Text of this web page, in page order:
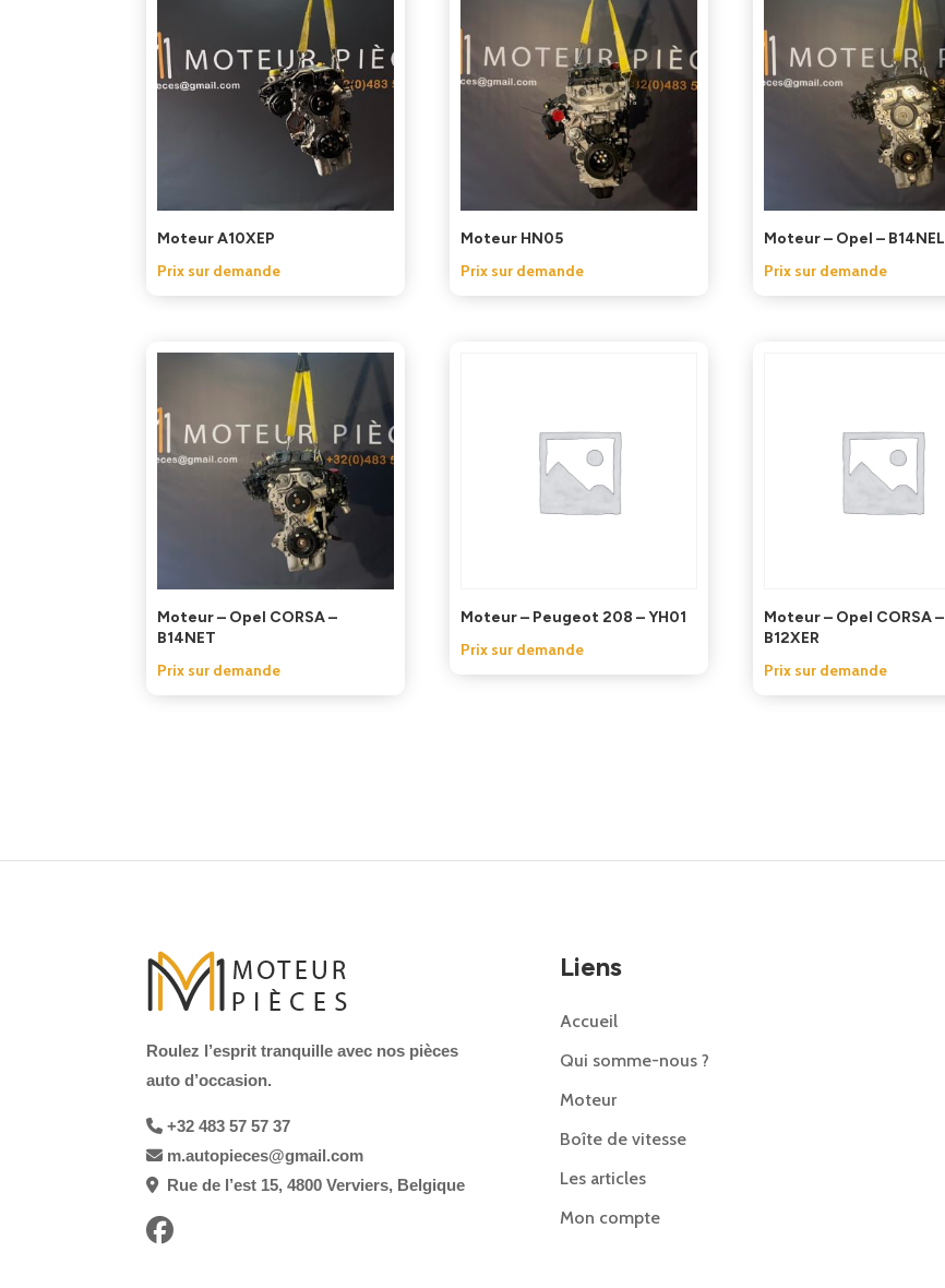
Moteur A10XEP
Prix sur demande
Moteur HN05
Prix sur demande
Moteur – Opel – B14NEL
Prix sur demande
Moteur – Opel CORSA –
B14NET
Prix sur demande
Moteur – Peugeot 208 – YH01
Prix sur demande
Moteur – Opel CORSA –
B12XER
Prix sur demande
Roulez l’esprit tranquille avec nos pièces
auto d’occasion.
+32 483 57 57 37
m.autopieces@gmail.com
Rue de l’est 15, 4800 Verviers, Belgique
Liens
Accueil
Qui somme-nous ?
Moteur
Boîte de vitesse
Les articles
Mon compte